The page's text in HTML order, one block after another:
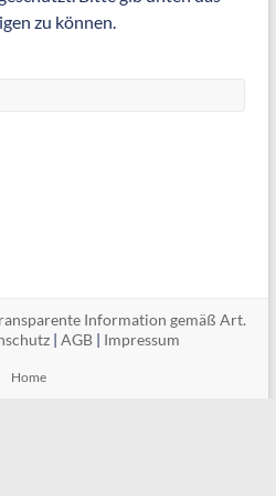
zu können.
Information gemäß Art.
| AGB| Impressum
Home